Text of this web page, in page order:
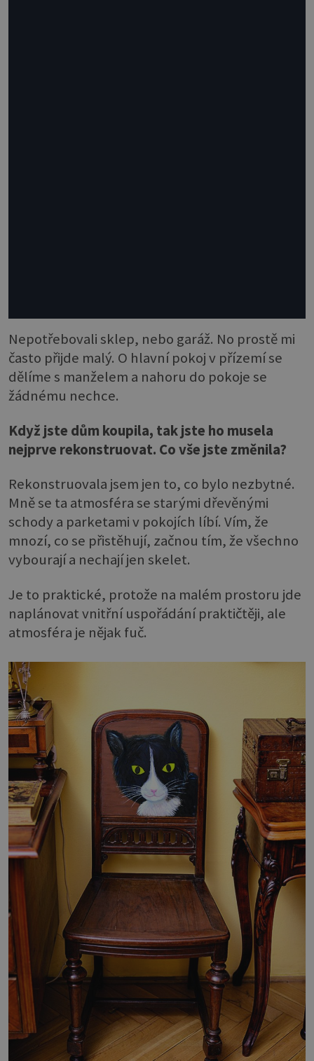
Nepotřebovali sklep, nebo garáž. No prostě mi
často přijde malý. O hlavní pokoj v přízemí se
dělíme s manželem a nahoru do pokoje se
žádnému nechce.
Když jste dům koupila, tak jste ho musela
nejprve rekonstruovat. Co vše jste změnila?
Rekonstruovala jsem jen to, co bylo nezbytné.
Mně se ta atmosféra se starými dřevěnými
schody a parketami v pokojích líbí. Vím, že
mnozí, co se přistěhují, začnou tím, že všechno
vybourají a nechají jen skelet.
Je to praktické, protože na malém prostoru jde
naplánovat vnitřní uspořádání praktičtěji, ale
atmosféra je nějak fuč.